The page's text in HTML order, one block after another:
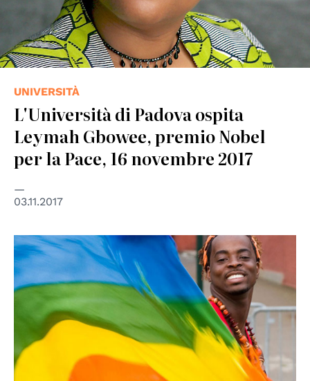
UNIVERSITÀ
L'Università di Padova ospita
Leymah Gbowee, premio Nobel
per la Pace, 16 novembre 2017
03.11.2017
© UN Photo